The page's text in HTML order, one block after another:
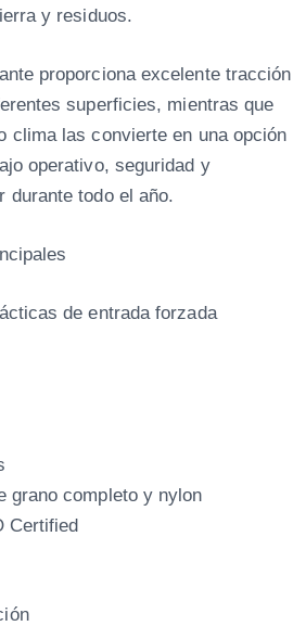
y residuos.
proporciona excelente tracción
superficies, mientras que
clima las convierte en una opción
operativo, seguridad y
durante todo el año.
de entrada forzada
grano completo y nylon
Certified